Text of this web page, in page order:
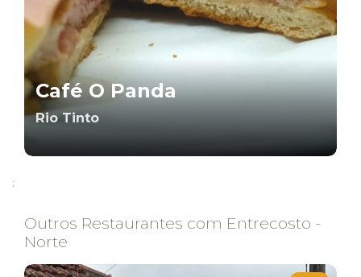
Café O Panda
Rio Tinto
;
Outros Restaurantes com Entrecosto -
Norte